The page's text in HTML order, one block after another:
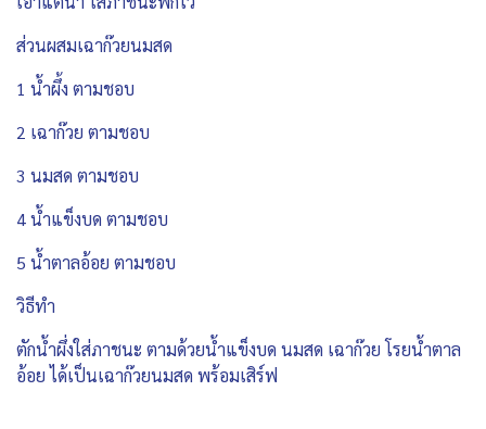
ส่วนผสมเฉาก๊วยนมสด
1 น้ำผึ้ง ตามชอบ
2 เฉาก๊วย ตามชอบ
3 นมสด ตามชอบ
4 น้ำแข็งบด ตามชอบ
5 น้ำตาลอ้อย ตามชอบ
วิธีทำ
ตักน้ำผึ่งใส่ภาชนะ ตามด้วยน้ำแข็งบด นมสด เฉาก๊วย โรยน้ำตาล
อ้อย ได้เป็นเฉาก๊วยนมสด พร้อมเสิร์ฟ